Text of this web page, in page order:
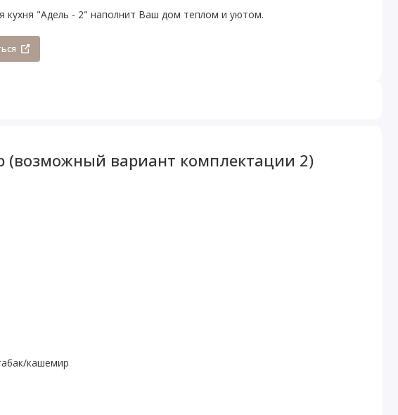
кухня "Адель - 2" наполнит Ваш дом теплом и уютом.
(возможный вариант комплектации 2)
кашемир